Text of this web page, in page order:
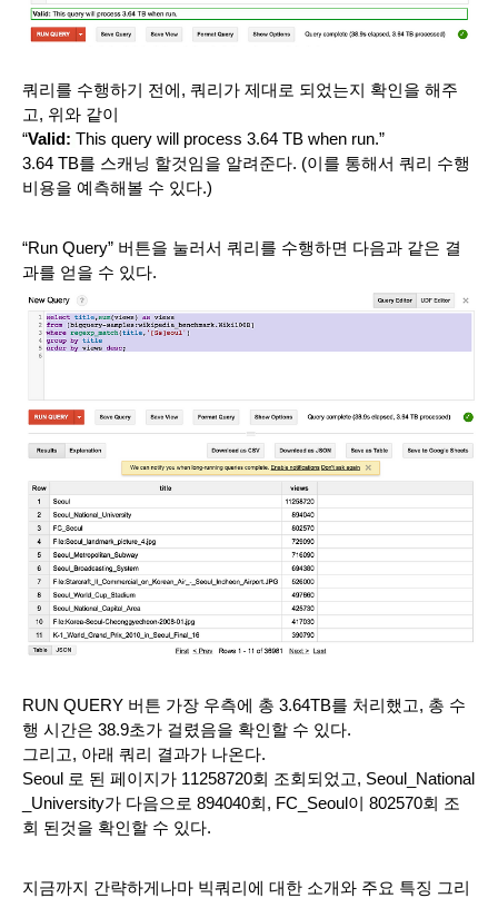
쿼리를 수행하기 전에, 쿼리가 제대로 되었는지 확인을 해주
고, 위와 같이
“Valid: This query will process 3.64 TB when run.”
3.64 TB를 스캐닝 할것임을 알려준다. (이를 통해서 쿼리 수행
비용을 예측해볼 수 있다.)
“Run Query” 버튼을 눌러서 쿼리를 수행하면 다음과 같은 결
과를 얻을 수 있다.
RUN QUERY 버튼 가장 우측에 총 3.64TB를 처리했고, 총 수
행 시간은 38.9초가 걸렸음을 확인할 수 있다.
그리고, 아래 쿼리 결과가 나온다.
Seoul 로 된 페이지가 11258720회 조회되었고, Seoul_National
_University가 다음으로 894040회, FC_Seoul이 802570회 조
회 된것을 확인할 수 있다.
지금까지 간략하게나마 빅쿼리에 대한 소개와 주요 특징 그리